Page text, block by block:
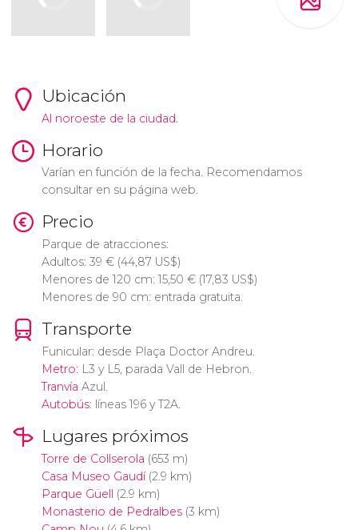
Ubicación
Al noroeste de la ciudad.
Horario
Varían en función de la fecha. Recomendamos
consultar en su página web.
Precio
Parque de atracciones:
Adultos: 39 €(44,87 US$)
Menores de 120 cm: 15,50 €(17,83 US$)
Menores de 90 cm: entrada gratuita.
Transporte
Funicular: desde Plaça Doctor Andreu.
Metro: L3 y L5, parada Vall de Hebron.
Tranvía Azul.
Autobús: líneas 196 y T2A.
Lugares próximos
Torre de Collserola (653 m)
Casa Museo Gaudí(2.9 km)
Parque Güell (2.9 km)
Monasterio de Pedralbes(3 km)